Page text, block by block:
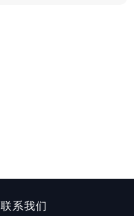
联系我们